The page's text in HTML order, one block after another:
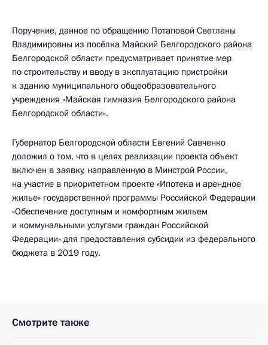
Поручение, данное по обращению Потаповой Светланы
Владимировны из посёлка Майский Белгородского района
Белгородской области предусматривает принятие мер
по строительству и вводу в эксплуатацию пристройки
к зданию муниципального общеобразовательного
учреждения «Майская гимназия Белгородского района
Белгородской области».
Губернатор Белгородской области Евгений Савченко
доложил о том, что в целях реализации проекта объект
включен в заявку, направленную в Минстрой России,
на участие в приоритетном проекте «Ипотека и арендное
жилье» государственной программы Российской Федерации
«Обеспечение доступным и комфортным жильем
и коммунальными услугами граждан Российской
Федерации» для предоставления субсидии из федерального
бюджета в 2019 году.
Смотрите также